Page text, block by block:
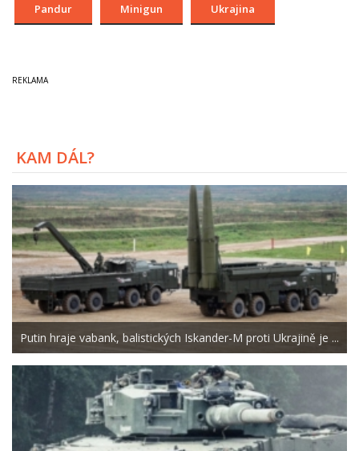
Pandur Minigun Ukrajina
KAM DÁL?
Putin hraje vabank, balistických Iskander-M proti Ukrajině je ...